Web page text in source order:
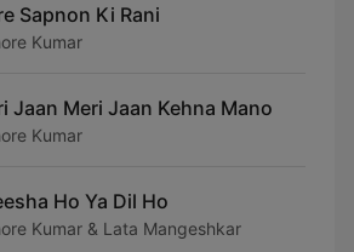
Sapnon Ki Rani
Kumar
Jaan Meri Jaan Kehna Mano
Kumar
Ho Ya Dil Ho
Kumar & Lata Mangeshkar